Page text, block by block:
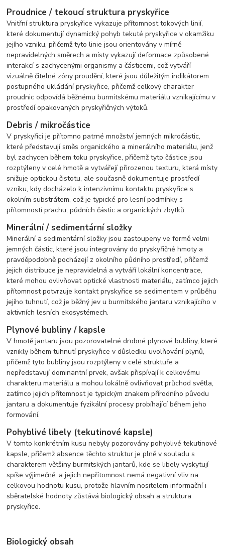
Proudnice / tekoucí struktura pryskyřice
Vnitřní struktura pryskyřice vykazuje přítomnost tokových linií,
které dokumentují dynamický pohyb tekuté pryskyřice v okamžiku
jejího vzniku, přičemž tyto linie jsou orientovány v mírně
nepravidelných směrech a místy vykazují deformace způsobené
interakcí s zachycenými organismy a částicemi, což vytváří
vizuálně čitelné zóny proudění, které jsou důležitým indikátorem
postupného ukládání pryskyřice, přičemž celkový charakter
proudnic odpovídá běžnému burmitskému materiálu vznikajícímu v
prostředí opakovaných pryskyřičných výtoků.
Debris / mikročástice
V pryskyřici je přítomno patrné množství jemných mikročástic,
které představují směs organického a minerálního materiálu, jenž
byl zachycen během toku pryskyřice, přičemž tyto částice jsou
rozptýleny v celé hmotě a vytvářejí přirozenou texturu, která místy
snižuje optickou čistotu, ale současně dokumentuje prostředí
vzniku, kdy docházelo k intenzivnímu kontaktu pryskyřice s
okolním substrátem, což je typické pro lesní podmínky s
přítomností prachu, půdních částic a organických zbytků.
Minerální / sedimentární složky
Minerální a sedimentární složky jsou zastoupeny ve formě velmi
jemných částic, které jsou integrovány do pryskyřičné hmoty a
pravděpodobně pocházejí z okolního půdního prostředí, přičemž
jejich distribuce je nepravidelná a vytváří lokální koncentrace,
které mohou ovlivňovat optické vlastnosti materiálu, zatímco jejich
přítomnost potvrzuje kontakt pryskyřice se sedimentem v průběhu
jejího tuhnutí, což je běžný jev u burmitského jantaru vznikajícího v
aktivních lesních ekosystémech.
Plynové bubliny / kapsle
V hmotě jantaru jsou pozorovatelné drobné plynové bubliny, které
vznikly během tuhnutí pryskyřice v důsledku uvolňování plynů,
přičemž tyto bubliny jsou rozptýleny v celé struktuře a
nepředstavují dominantní prvek, avšak přispívají k celkovému
charakteru materiálu a mohou lokálně ovlivňovat průchod světla,
zatímco jejich přítomnost je typickým znakem přírodního původu
jantaru a dokumentuje fyzikální procesy probíhající během jeho
formování.
Pohyblivé libely (tekutinové kapsle)
V tomto konkrétním kusu nebyly pozorovány pohyblivé tekutinové
kapsle, přičemž absence těchto struktur je plně v souladu s
charakterem většiny burmitských jantarů, kde se libely vyskytují
spíše výjimečně, a jejich nepřítomnost nemá negativní vliv na
celkovou hodnotu kusu, protože hlavním nositelem informační i
sběratelské hodnoty zůstává biologický obsah a struktura
pryskyřice.
Biologický obsah